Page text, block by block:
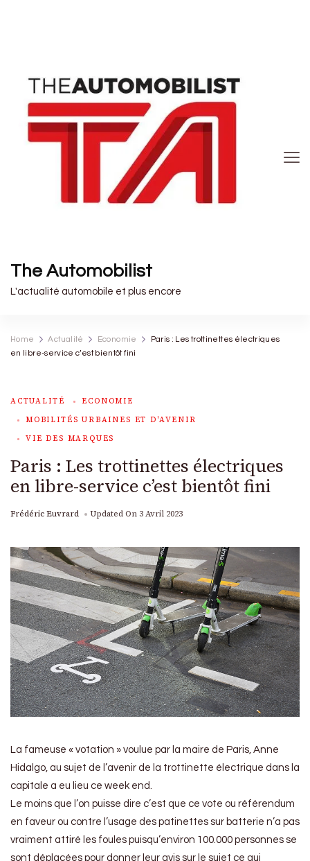
The Automobilist
L'actualité automobile et plus encore
Home Actualité Economie
Paris : Les trottinettes électriques
en libre-service c’est bientôt fini
ACTUALITÉ
ECONOMIE
MOBILITÉS URBAINES ET D'AVENIR
VIE DES MARQUES
Paris : Les trottinettes électriques
en libre-service c’est bientôt fini
Frédéric Euvrard Updated On 3 Avril 2023
La fameuse « votation » voulue par la maire de Paris, Anne
Hidalgo, au sujet de l’avenir de la trottinette électrique dans la
capitale a eu lieu ce week end.
Le moins que l’on puisse dire c’est que ce vote ou référendum
en faveur ou contre l’usage des patinettes sur batterie n’a pas
vraiment attiré les foules puisqu’environ 100.000 personnes se
sont déplacées pour donner leur avis sur le sujet ce qui